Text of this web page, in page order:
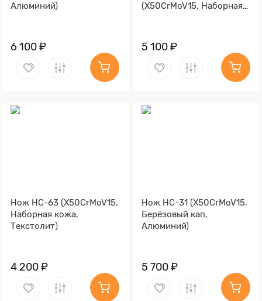
Алюминий)
6 100 ₽
(X50CrMoV15, Наборная
5 100 ₽
Нож НС-63 (X50CrMoV15,
Наборная кожа,
Текстолит)
4 200 ₽
Нож НС-31 (X50CrMoV15,
Берёзовый кап,
Алюминий)
5 700 ₽